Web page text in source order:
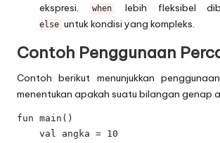
ekspresi.
when lebih fleksibel
else untuk kondisi yang kompleks.
Contoh Penggunaan
Contoh berikut menunjukkan penggunaan
menentukan apakah suatu bilangan genap
fun main()
    val angka = 10